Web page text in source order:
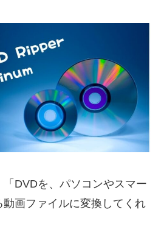
DVDを、パソコンやスマー
動画ファイルに変換してくれ